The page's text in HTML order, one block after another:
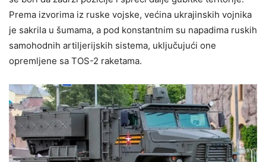
Prema izvorima iz ruske vojske, većina ukrajinskih vojnika
je sakrila u šumama, a pod konstantnim su napadima ruskih
samohodnih artiljerijskih sistema, uključujući one
opremljene sa TOS-2 raketama.